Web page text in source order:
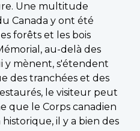
Une multitude
Canada y ont été
forêts et les bois
au-delà des
y mènent, s'étendent
des tranchées et des
le visiteur peut
que le Corps canadien
il y a bien des